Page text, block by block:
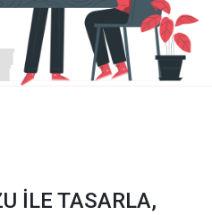
İLE TASARLA,